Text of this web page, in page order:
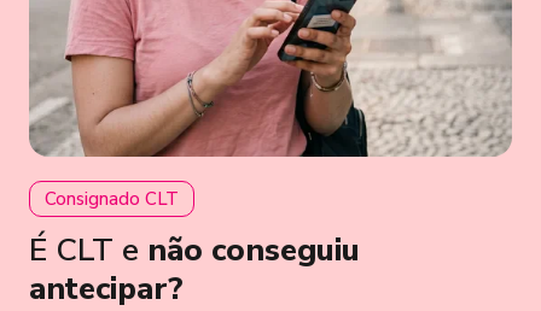
Consignado CLT
É CLT e não conseguiu
antecipar?